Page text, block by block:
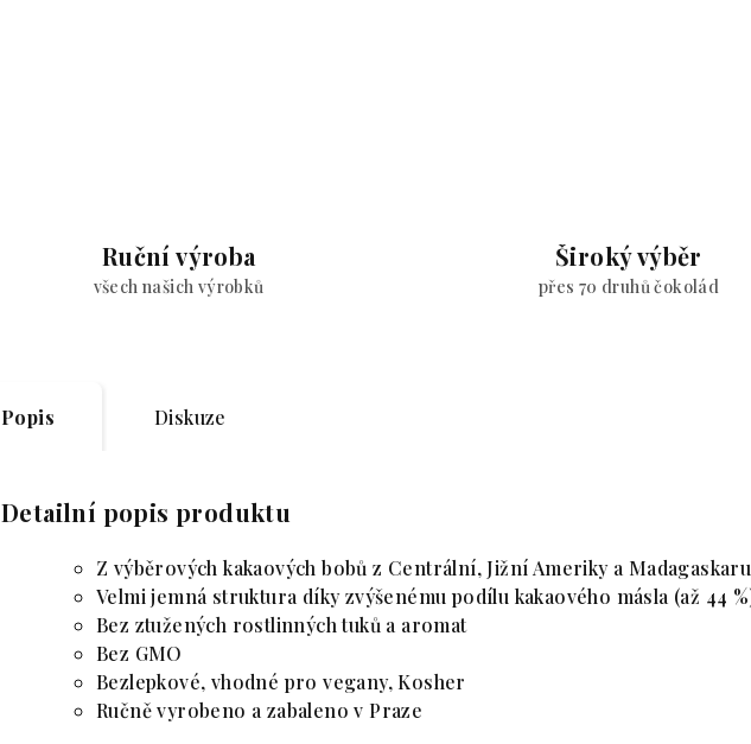
Ruční výroba
všech našich výrobků
Široký výběr
přes 70 druhů čokolád
Popis Diskuze
Detailní popis produktu
Z výběrových kakaových bobů z Centrální, Jižní Ameriky a Madagaskaru
Velmi jemná struktura díky zvýšenému podílu kakaového másla (až 44
Bez ztužených rostlinných tuků a aromat
Bez GMO
Bezlepkové, vhodné pro vegany, Kosher
Ručně vyrobeno a zabaleno v Praze